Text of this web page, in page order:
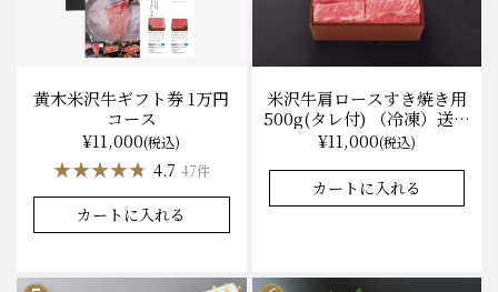
黄木米沢牛ギフト券 1万円
コース
¥11,000(税込)
★★★★★
★★★★★ 4.7 47件
カートに入れる
米沢牛肩ロースすき焼き用
500g(タレ付) （冷凍）送料
無料 化粧箱入
¥11,000(税込)
★★★★★
★★★★★ 4.9 37件